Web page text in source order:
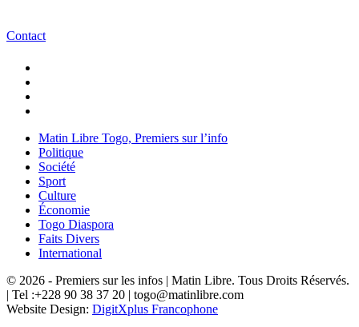
Contact
Matin Libre Togo, Premiers sur l’info
Politique
Société
Sport
Culture
Économie
Togo Diaspora
Faits Divers
International
© 2026 - Premiers sur les infos | Matin Libre. Tous Droits Réservés.
| Tel :+228 90 38 37 20 | togo@matinlibre.com
Website Design: DigitXplus Francophone